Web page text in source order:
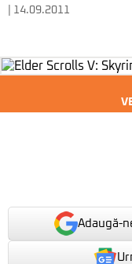
| 14.09.2011
Adaugă-